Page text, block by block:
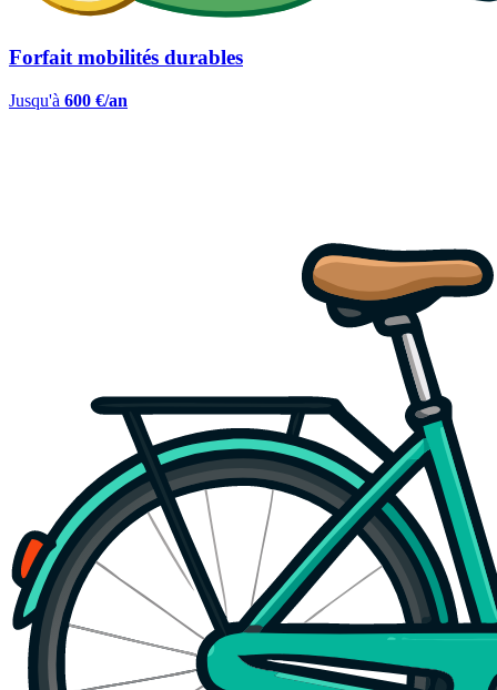
Forfait mobilités durables
Jusqu'à 600 €/an